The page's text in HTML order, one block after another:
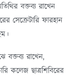
বক্তব্য রাখেন
সেক্রেটারি ফারহান
বক্তব্য রাখেন,
কলেজ ছাত্রশিবিরের